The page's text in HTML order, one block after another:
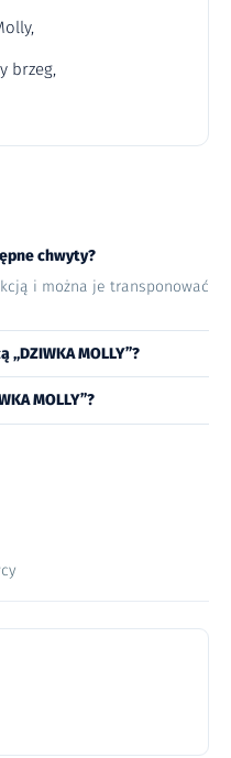
brzeg,
chwyty?
i można je transponować
MOLLY”?
MOLLY”?